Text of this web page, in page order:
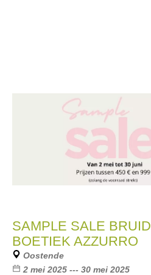
SAMPLE SALE
BOETIEK AZZURRO
Oostende
2 mei 2025 --- 30 mei 2025